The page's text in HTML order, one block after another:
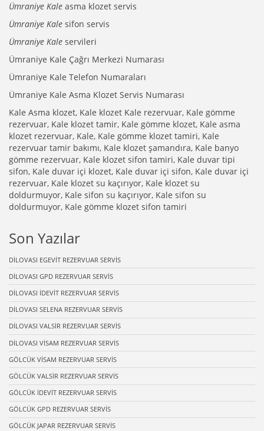
Ümraniye Kale asma klozet servis
Ümraniye Kale sifon servis
Ümraniye Kale servileri
Ümraniye Kale Çağrı Merkezi Numarası
Ümraniye Kale Telefon Numaraları
Ümraniye Kale Asma Klozet Servis Numarası
Kale Asma klozet, Kale klozet Kale rezervuar, Kale gömme
rezervuar, Kale klozet tamir, Kale gömme klozet, Kale asma
klozet rezervuar, Kale, Kale gömme klozet tamiri, Kale
rezervuar tamir bakımı, Kale klozet şamandıra, Kale banyo
gömme rezervuar, Kale klozet sifon tamiri, Kale duvar tipi
sifon, Kale duvar içi klozet, Kale duvar içi sifon, Kale duvar içi
rezervuar, Kale klozet su kaçırıyor, Kale klozet su
doldurmuyor, Kale sifon su kaçırıyor, Kale sifon su
doldurmuyor, Kale gömme klozet sifon tamiri
Son Yazılar
DİLOVASI EGEVİT REZERVUAR SERVİS
DİLOVASI GPD REZERVUAR SERVİS
DİLOVASI İDEVİT REZERVUAR SERVİS
DİLOVASI SELENA REZERVUAR SERVİS
DİLOVASI VALSİR REZERVUAR SERVİS
DİLOVASI VİSAM REZERVUAR SERVİS
GÖLCÜK VİSAM REZERVUAR SERVİS
GÖLCÜK VALSİR REZERVUAR SERVİS
GÖLCÜK İDEVİT REZERVUAR SERVİS
GÖLCÜK GPD REZERVUAR SERVİS
GÖLCÜK JAPAR REZERVUAR SERVİS